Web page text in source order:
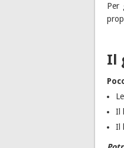
Per
Il
Il
Il